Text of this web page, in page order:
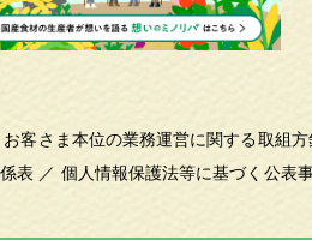
お客さま本位の業務運営に関する取組方
表 ／ 個人情報保護法等に基づく公表